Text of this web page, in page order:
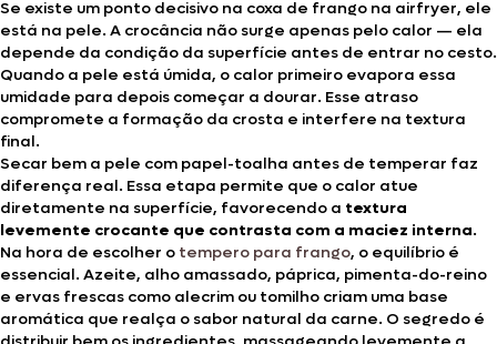
Se existe um ponto decisivo na coxa de frango na airfryer, ele
está na pele. A crocância não surge apenas pelo calor — ela
depende da condição da superfície antes de entrar no cesto.
Quando a pele está úmida, o calor primeiro evapora essa
umidade para depois começar a dourar. Esse atraso
compromete a formação da crosta e interfere na textura
final.
Secar bem a pele com papel-toalha antes de temperar faz
diferença real. Essa etapa permite que o calor atue
diretamente na superfície, favorecendo a textura
levemente crocante que contrasta com a maciez interna.
Na hora de escolher o tempero para frango, o equilíbrio é
essencial. Azeite, alho amassado, páprica, pimenta-do-reino
e ervas frescas como alecrim ou tomilho criam uma base
aromática que realça o sabor natural da carne. O segredo é